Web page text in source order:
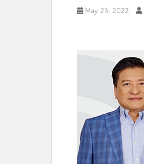
May 23, 2022